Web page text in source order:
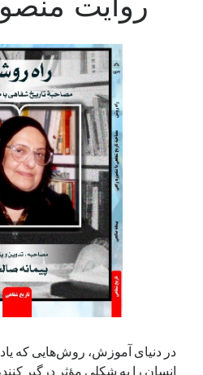
روایت
در دنیای آموزش، روش‌هایی که
انسان را به شکلی مؤثر درگیر